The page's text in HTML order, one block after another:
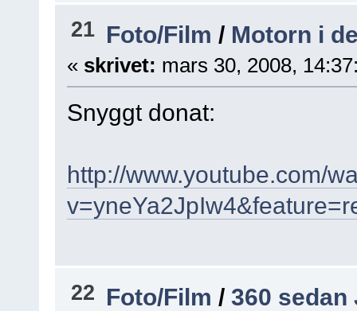
21 Foto/Film / Motorn i
« skrivet: mars 30, 2008,
Snyggt donat:
http://www.youtube.com/
22 Foto/Film /360 sedan